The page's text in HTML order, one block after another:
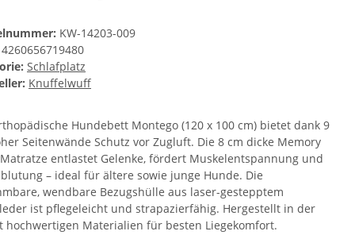
KW-14203-009
4260656719480
Schlafplatz
Knuffelwuff
Hundebett Montego (120 x 100 cm) bietet dank 9
Seitenwände Schutz vor Zugluft. Die 8 cm dicke Memory
entlastet Gelenke, fördert Muskelentspannung und
– ideal für ältere sowie junge Hunde. Die
wendbare Bezugshülle aus laser-gestepptem
ist pflegeleicht und strapazierfähig. Hergestellt in der
hochwertigen Materialien für besten Liegekomfort.